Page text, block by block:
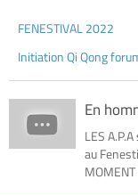
FENESTIVAL 2022
Initiation Qi Qong
En
LES
au
MOMENT